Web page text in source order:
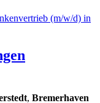
, Bremerhaven